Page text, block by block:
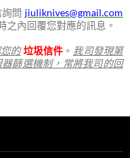
問 jiuliknives@gmail.com
之內回覆您對應的訊息。
的 垃圾信件 。 我司發現第
篩選機制，常將我司的回